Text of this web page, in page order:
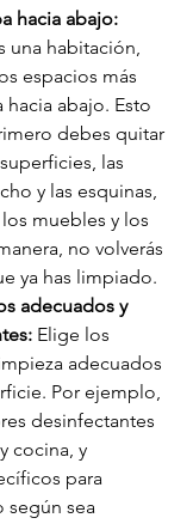
hacia abajo:
una habitación,
espacios más
hacia abajo. Esto
debes quitar
las
y las esquinas,
muebles y los
no volverás
ya has limpiado.
adecuados y
Elige los
adecuados
Por ejemplo,
desinfectantes
cocina, y
para
según sea